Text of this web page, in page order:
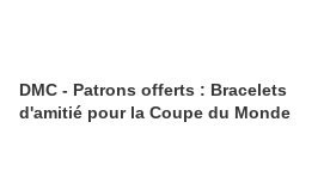
DMC - Patrons offerts : Bracelets
d'amitié pour la Coupe du Monde